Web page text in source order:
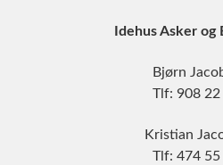
Idehus Asker og
Bjørn
Tlf: 908 22
Kristian
Tlf: 474 55